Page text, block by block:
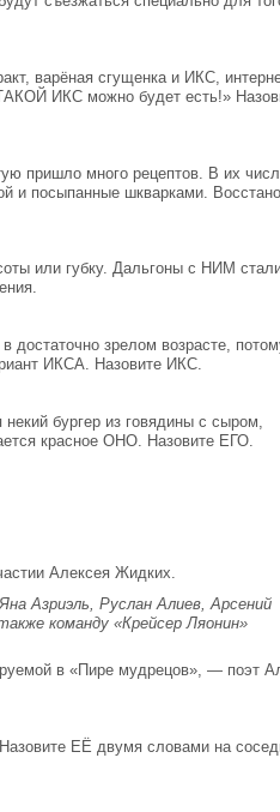
варёная сгущенка и ИКС,
ИКС можно будет есть!»
пришло много рецептов. В их
и посыпанные шкварками.
или губку. Дальгоны с НИМ
достаточно зрелом возрасте,
ИКСА. Назовите ИКС.
бургер из говядины с сыром,
красное ОНО. Назовите ЕГО.
Алексея Жидких.
Азриэль, Руслан Алиев, Арсений
команду «Крейсер Ляонин»
в «Пире мудрецов», — поэт
ЕЁ двумя словами на